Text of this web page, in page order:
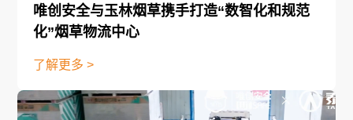
唯创安全与玉林烟草携手打造“数智化和规范
化”烟草物流中心
了解更多 >